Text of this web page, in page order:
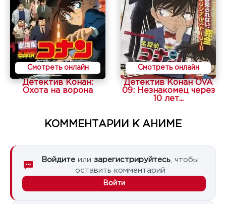
Смотреть онлайн
Детектив Конан:
Охота на ворона
Смотреть онлайн
Детектив Конан OVA
09: Незнакомец через
10 лет...
КОММЕНТАРИИ К АНИМЕ
Войдите или зарегистрируйтесь , чтобы
оставить комментарий
Войти